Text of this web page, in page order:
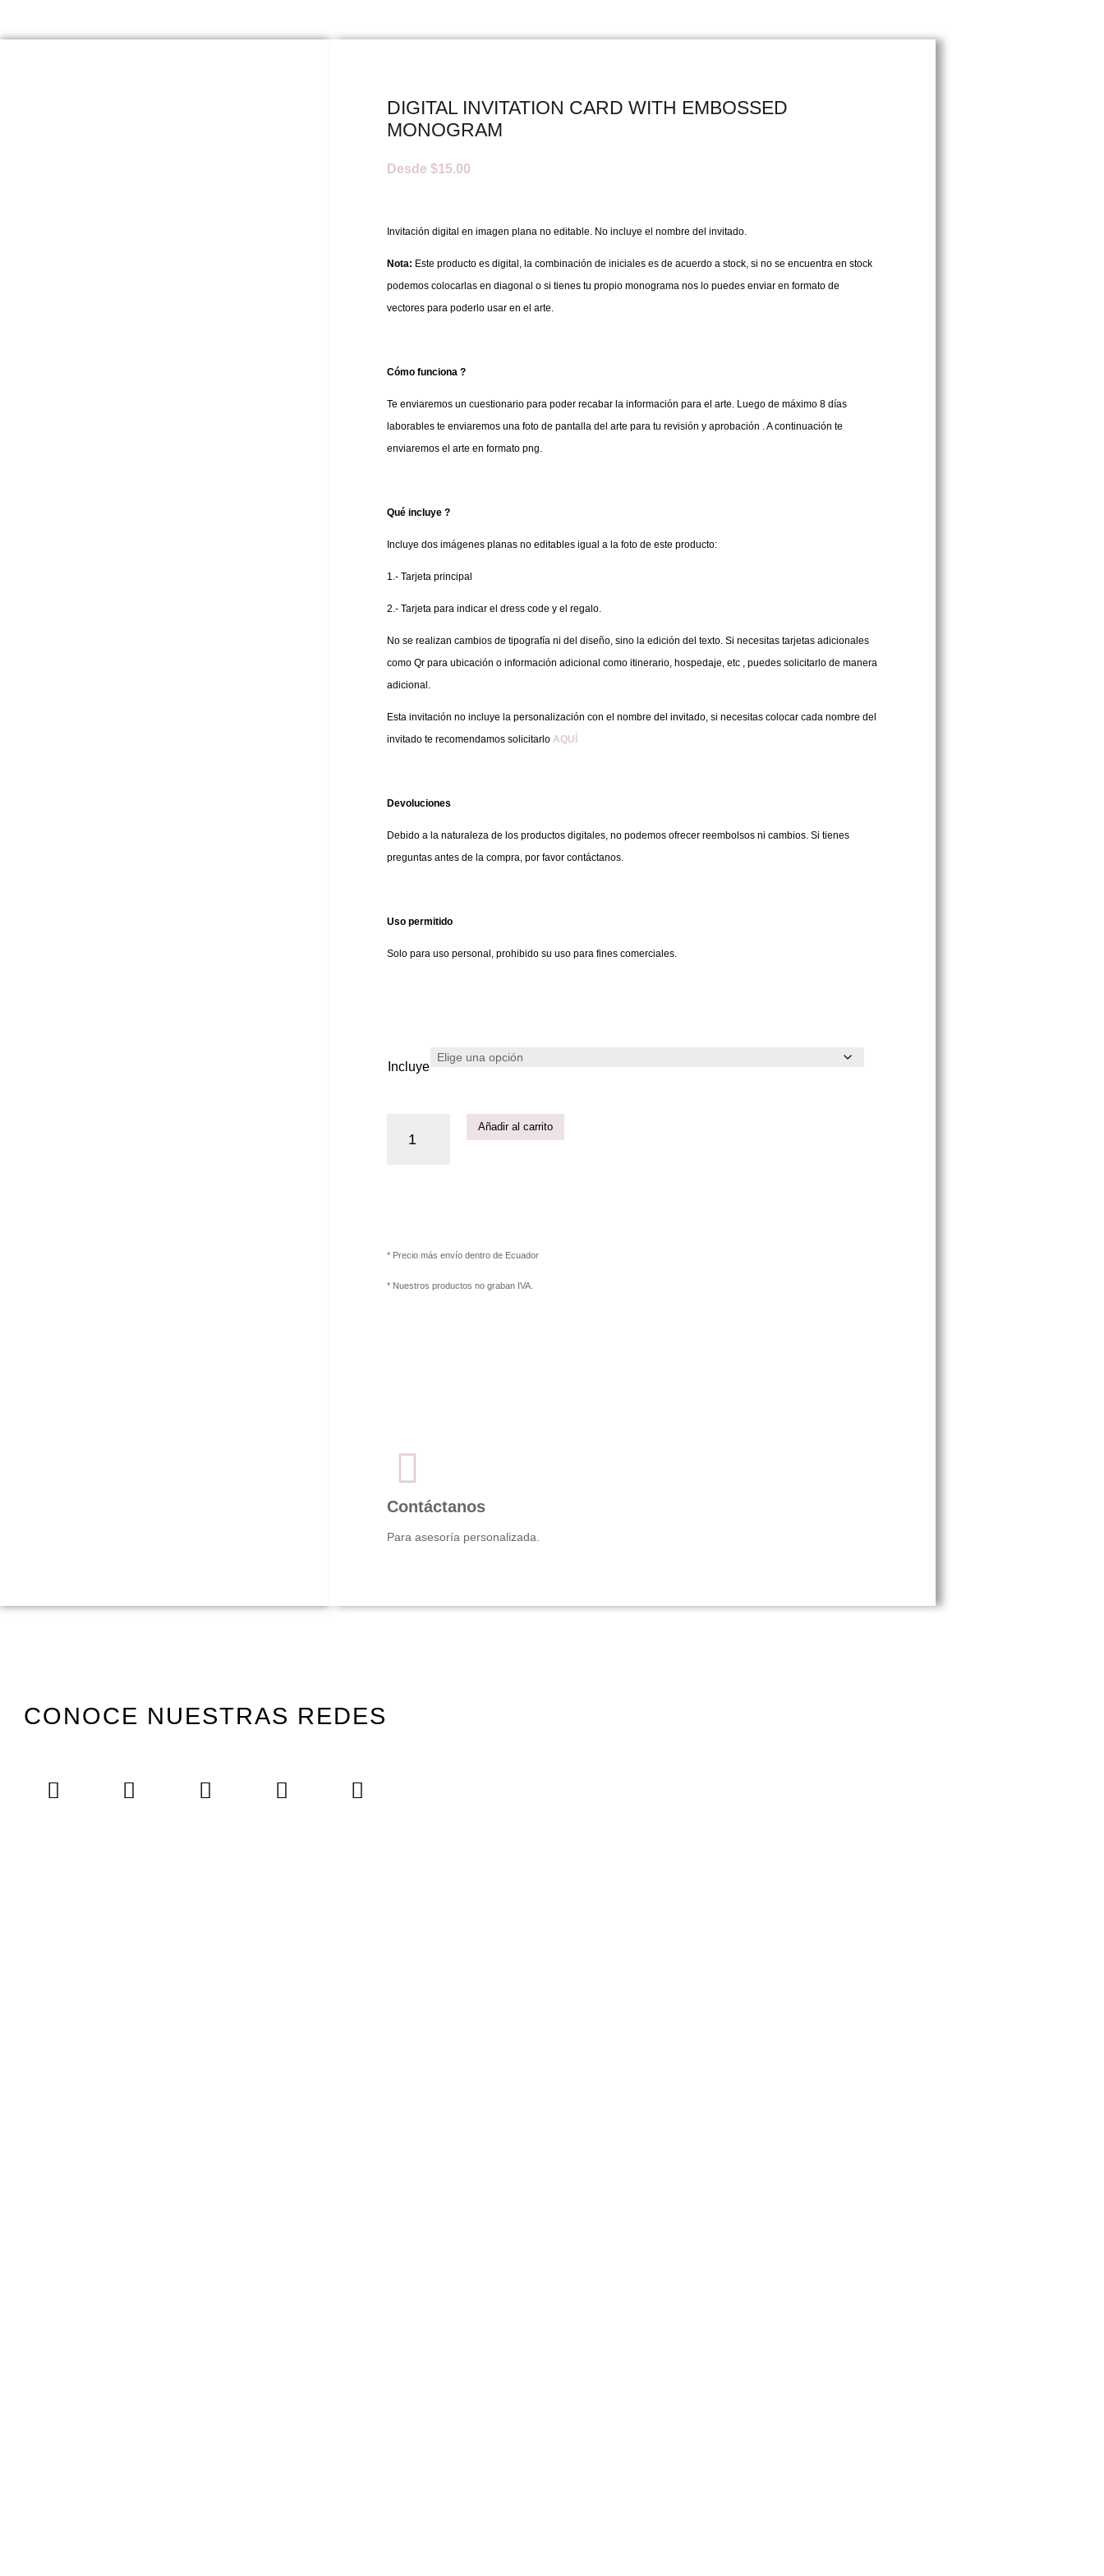
DIGITAL INVITATION CARD WITH EMBOSSED
MONOGRAM
Desde $15.00
Invitación digital en imagen plana no editable. No incluye el nombre del invitado.
Nota: Este producto es digital, la combinación de iniciales es de acuerdo a stock, si no se encuentra en stock
podemos colocarlas en diagonal o si tienes tu propio monograma nos lo puedes enviar en formato de
vectores para poderlo usar en el arte.
Cómo funciona ?
Te enviaremos un cuestionario para poder recabar la información para el arte. Luego de máximo 8 días
laborables te enviaremos una foto de pantalla del arte para tu revisión y aprobación . A continuación te
enviaremos el arte en formato png.
Qué incluye ?
Incluye dos imágenes planas no editables igual a la foto de este producto:
1.- Tarjeta principal
2.- Tarjeta para indicar el dress code y el regalo.
No se realizan cambios de tipografía ni del diseño, sino la edición del texto. Si necesitas tarjetas adicionales
como Qr para ubicación o información adicional como itinerario, hospedaje, etc , puedes solicitarlo de manera
adicional.
Esta invitación no incluye la personalización con el nombre del invitado, si necesitas colocar cada nombre del
invitado te recomendamos solicitarlo AQUÍ
Devoluciones
Debido a la naturaleza de los productos digitales, no podemos ofrecer reembolsos ni cambios. Si tienes
preguntas antes de la compra, por favor contáctanos.
Uso permitido
Solo para uso personal, prohibido su uso para fines comerciales.
Incluye
Añadir al carrito
* Precio más envío dentro de Ecuador
* Nuestros productos no graban IVA.
Contáctanos
Para asesoría personalizada.
CONOCE NUESTRAS REDES